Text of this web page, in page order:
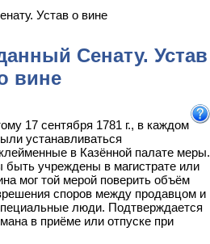
Устав о вине
Сенату. Устав
вине
17 сентября 1781 г., в каждом
устанавливаться
в Казённой палате меры.
учреждены в магистрате или
мог той мерой поверить объём
споров между продавцом и
люди. Подтверждается
в приёме или отпуске при